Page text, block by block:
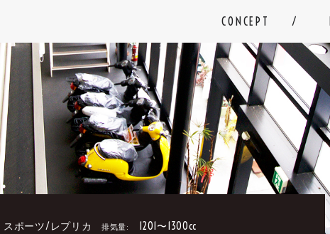
CONCEPT
スポーツ/レプリカ 排気量: 1201〜1300cc